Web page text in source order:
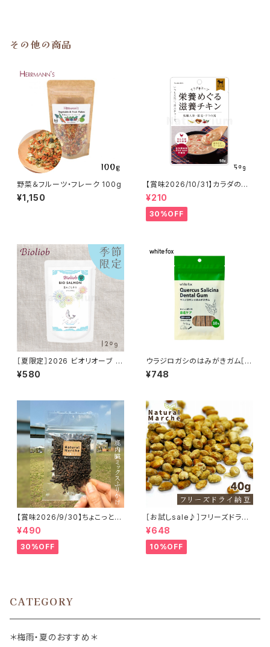
その他の商品
野菜＆フルーツ・フレーク 100g
¥1,150
【賞味2026/10/31】カラダのス
ープ 栄養めぐる滋養チキン 50
g
¥210
30%OFF
［夏限定］2026 ビオリオーブ ビ
オサーモン 夏のごちそう モリン
ガ和え 120g Bioliob 旧ヘルマ
¥580
ウラジロガシのはみがきガム［1
0本入り］愛犬用 whitefox
¥748
【賞味2026/9/30】ちょこっと
「鹿内臓mixふりかけ」ジビエ鹿
おやつ
¥490
30%OFF
［お試しsale♪］フリーズドライ
納豆 40g
¥648
10%OFF
CATEGORY
＊梅雨・夏のおすすめ＊